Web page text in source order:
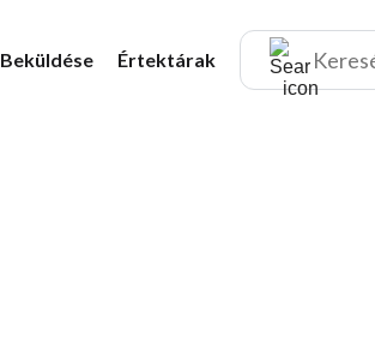
Beküldése Értektárak